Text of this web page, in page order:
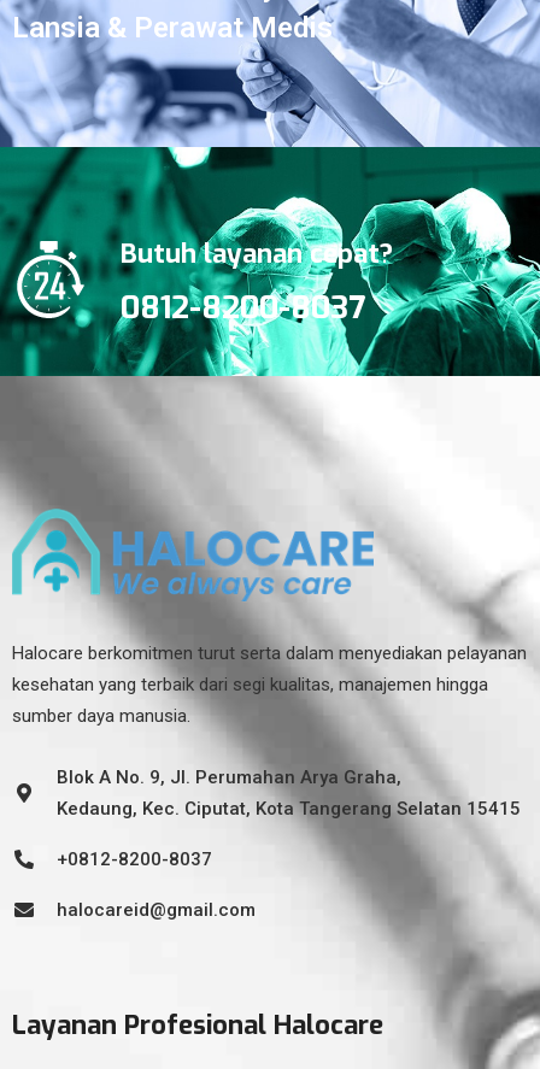
Lansia & Perawat Medis
Butuh layanan cepat?
0812-8200-8037
Halocare berkomitmen turut serta dalam menyediakan pelayanan
kesehatan yang terbaik dari segi kualitas, manajemen hingga
sumber daya manusia.
Blok A No. 9, Jl. Perumahan Arya Graha,
Kedaung, Kec. Ciputat, Kota Tangerang Selatan 15415
+0812-8200-8037
halocareid@gmail.com
Layanan Profesional Halocare